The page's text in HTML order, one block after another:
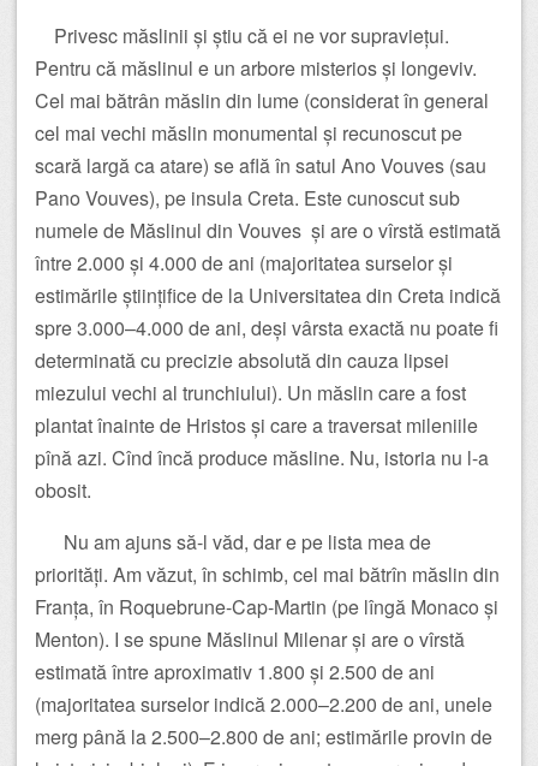
Privesc măslinii și știu că ei ne vor supraviețui.
Pentru că măslinul e un arbore misterios și longeviv.
Cel mai bătrân măslin din lume (considerat în general
cel mai vechi măslin monumental și recunoscut pe
scară largă ca atare) se află în satul Ano Vouves (sau
Pano Vouves), pe insula Creta. Este cunoscut sub
numele de Măslinul din Vouves și are o vîrstă estimată
între 2.000 și 4.000 de ani (majoritatea surselor și
estimările științifice de la Universitatea din Creta indică
spre 3.000–4.000 de ani, deși vârsta exactă nu poate fi
determinată cu precizie absolută din cauza lipsei
miezului vechi al trunchiului). Un măslin care a fost
plantat înainte de Hristos și care a traversat mileniile
pînă azi. Cînd încă produce măsline. Nu, istoria nu l-a
obosit.
Nu am ajuns să-l văd, dar e pe lista mea de
priorități. Am văzut, în schimb, cel mai bătrîn măslin din
Franța, în Roquebrune-Cap-Martin (pe lîngă Monaco și
Menton). I se spune Măslinul Milenar și are o vîrstă
estimată între aproximativ 1.800 și 2.500 de ani
(majoritatea surselor indică 2.000–2.200 de ani, unele
merg până la 2.500–2.800 de ani; estimările provin de